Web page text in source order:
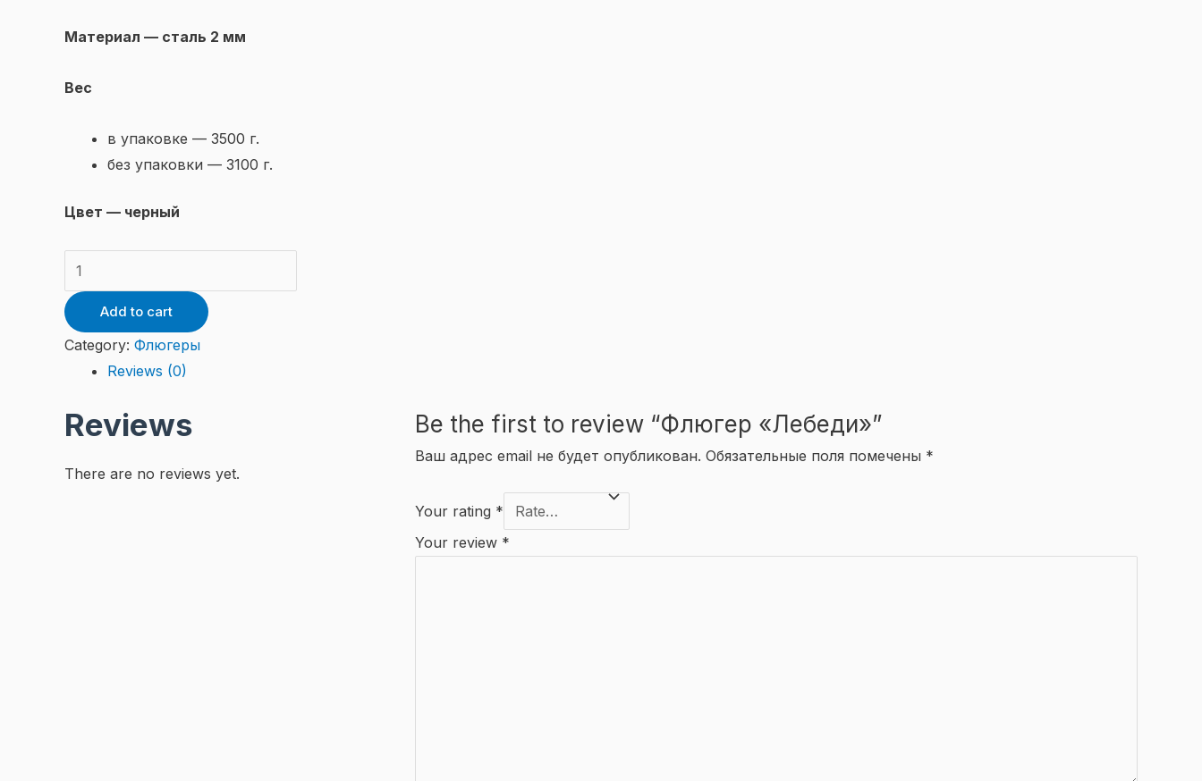
Материал — сталь 2 мм
Вес
в упаковке — 3500 г.
без упаковки — 3100 г.
Цвет — черный
Флюгер
"Лебеди"
quantityAdd to cart
Category: Флюгеры
Reviews (0)
Reviews
There are no reviews yet.
Be the first to review “Флюгер «Лебеди»”
Ваш адрес email не будет опубликован. Обязательные поля помечены *
Your rating *
Your review *